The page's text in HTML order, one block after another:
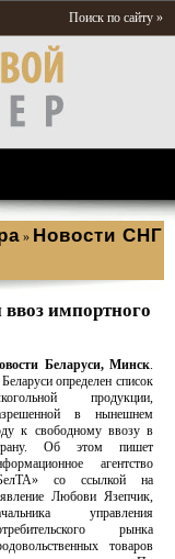
Поиск по сайту »
» Новости СНГ
импортного
Беларуси, Минск.
определен список
продукции,
в нынешнем
к свободному ввозу в
Об этом пишет
агентство
со ссылкой на
Любови Язепчик,
управления
рынка
товаров